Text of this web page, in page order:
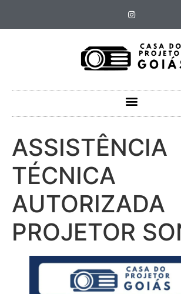
ASSISTÊNCIA
TÉCNICA
AUTORIZADA
PROJETOR